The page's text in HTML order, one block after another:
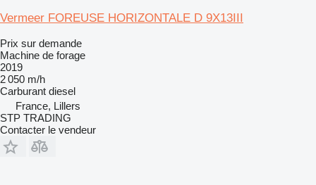
Vermeer FOREUSE HORIZONTALE D 9X13III
Prix sur demande
Machine de forage
2019
2 050 m/h
Carburant diesel
France, Lillers
STP TRADING
Contacter le vendeur